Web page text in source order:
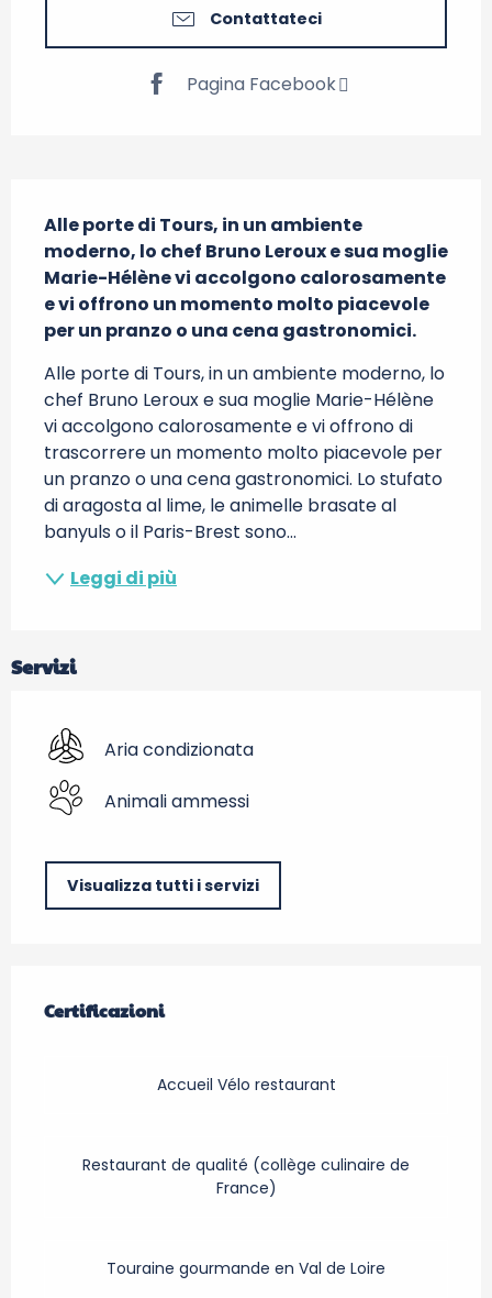
Contattateci
Pagina Facebook
Alle porte di Tours, in un ambiente
moderno, lo chef Bruno Leroux e sua moglie
Marie-Hélène vi accolgono calorosamente
e vi offrono un momento molto piacevole
per un pranzo o una cena gastronomici.
Alle porte di Tours, in un ambiente moderno, lo
chef Bruno Leroux e sua moglie Marie-Hélène
vi accolgono calorosamente e vi offrono di
trascorrere un momento molto piacevole per
un pranzo o una cena gastronomici. Lo stufato
di aragosta al lime, le animelle brasate al
banyuls o il Paris-Brest sono...
Leggi di più
Servizi
Aria condizionata
Animali ammessi
Visualizza tutti i servizi
Certificazioni
Certificazioni
Accueil Vélo restaurant
Restaurant de qualité (collège culinaire de
France)
Touraine gourmande en Val de Loire